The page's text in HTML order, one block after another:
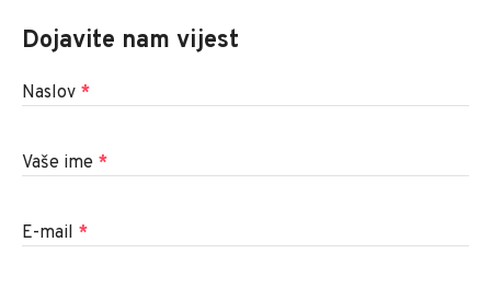
Dojavite nam vijest
Naslov *
Vaše ime *
E-mail *